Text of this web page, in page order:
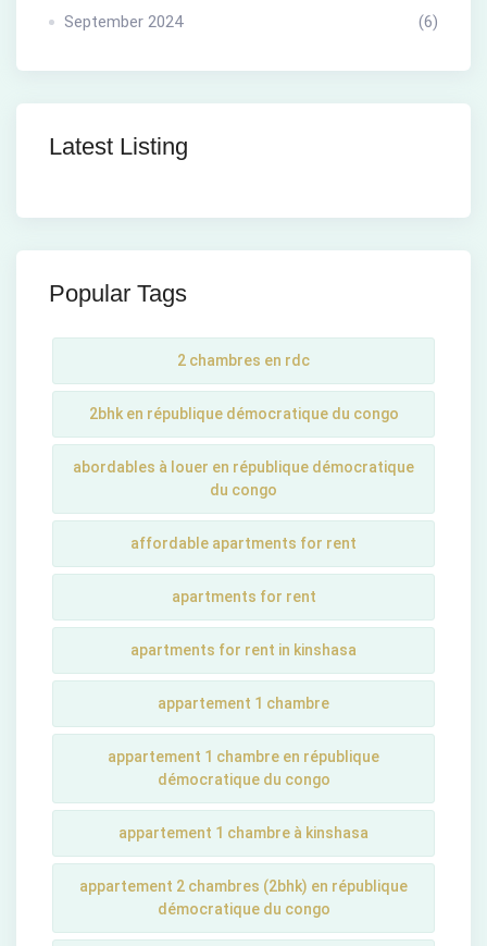
September 2024 (6)
Latest Listing
Popular Tags
2 chambres en rdc
2bhk en république démocratique du congo
abordables à louer en république démocratique
du congo
affordable apartments for rent
apartments for rent
apartments for rent in kinshasa
appartement 1 chambre
appartement 1 chambre en république
démocratique du congo
appartement 1 chambre à kinshasa
appartement 2 chambres (2bhk) en république
démocratique du congo